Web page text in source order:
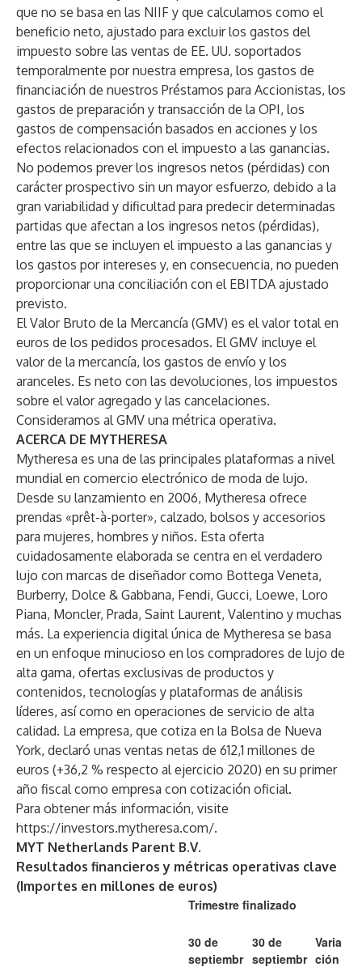
que no se basa en las NIIF y que calculamos como el
beneficio neto, ajustado para excluir los gastos del
impuesto sobre las ventas de EE. UU. soportados
temporalmente por nuestra empresa, los gastos de
financiación de nuestros Préstamos para Accionistas, los
gastos de preparación y transacción de la OPI, los
gastos de compensación basados en acciones y los
efectos relacionados con el impuesto a las ganancias.
No podemos prever los ingresos netos (pérdidas) con
carácter prospectivo sin un mayor esfuerzo, debido a la
gran variabilidad y dificultad para predecir determinadas
partidas que afectan a los ingresos netos (pérdidas),
entre las que se incluyen el impuesto a las ganancias y
los gastos por intereses y, en consecuencia, no pueden
proporcionar una conciliación con el EBITDA ajustado
previsto.
El Valor Bruto de la Mercancía (GMV) es el valor total en
euros de los pedidos procesados. El GMV incluye el
valor de la mercancía, los gastos de envío y los
aranceles. Es neto con las devoluciones, los impuestos
sobre el valor agregado y las cancelaciones.
Consideramos al GMV una métrica operativa.
ACERCA DE MYTHERESA
Mytheresa es una de las principales plataformas a nivel
mundial en comercio electrónico de moda de lujo.
Desde su lanzamiento en 2006, Mytheresa ofrece
prendas «prêt-à-porter», calzado, bolsos y accesorios
para mujeres, hombres y niños. Esta oferta
cuidadosamente elaborada se centra en el verdadero
lujo con marcas de diseñador como Bottega Veneta,
Burberry, Dolce & Gabbana, Fendi, Gucci, Loewe, Loro
Piana, Moncler, Prada, Saint Laurent, Valentino y muchas
más. La experiencia digital única de Mytheresa se basa
en un enfoque minucioso en los compradores de lujo de
alta gama, ofertas exclusivas de productos y
contenidos, tecnologías y plataformas de análisis
líderes, así como en operaciones de servicio de alta
calidad. La empresa, que cotiza en la Bolsa de Nueva
York, declaró unas ventas netas de 612,1 millones de
euros (+36,2 % respecto al ejercicio 2020) en su primer
año fiscal como empresa con cotización oficial.
Para obtener más información, visite
https://investors.mytheresa.com/.
MYT Netherlands Parent B.V.
Resultados financieros y métricas operativas clave
(Importes en millones de euros)
Trimestre finalizado
30 de
septiembr
30 de
septiembr
Varia
ción